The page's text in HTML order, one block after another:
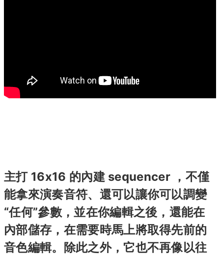
主打 16x16 的內建 sequencer ，不僅
能拿來演奏音符、還可以讓你可以調變
“任何”參數，並在你編輯之後，還能在
內部儲存，在需要時馬上將取得先前的
音色編輯。除此之外，它也不再像以往